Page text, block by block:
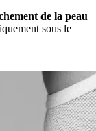
de la peau
sous le